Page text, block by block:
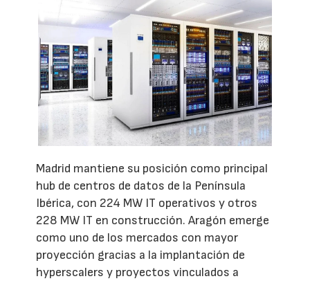
Madrid mantiene su posición como principal
hub de centros de datos de la Península
Ibérica, con 224 MW IT operativos y otros
228 MW IT en construcción. Aragón emerge
como uno de los mercados con mayor
proyección gracias a la implantación de
hyperscalers y proyectos vinculados a